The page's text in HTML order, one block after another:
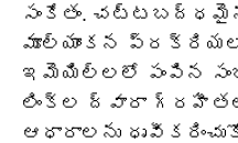
సంకేతం.
మూల్యాంకన
ఇమెయిల్‌లలో పంపిన
లింక్‌ల ద్వారా
ఆధారాలను